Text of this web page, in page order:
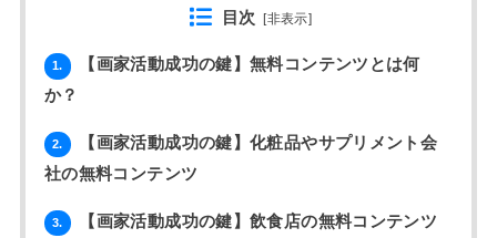
目次 [非表示]
1.
【画家活動成功の鍵】無料コンテンツとは何
か？
2.
【画家活動成功の鍵】化粧品やサプリメント会
社の無料コンテンツ
3. 【画家活動成功の鍵】飲食店の無料コンテンツ